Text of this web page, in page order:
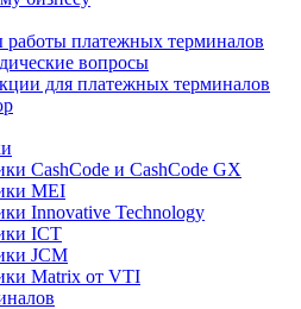
работы платежных терминалов
вопросы
для платежных терминалов
CashCode и CashCode GX
MEI
Innovative Technology
ICT
JCM
Matrix от VTI